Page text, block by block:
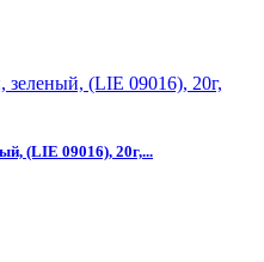
(LIE 09016), 20г,...